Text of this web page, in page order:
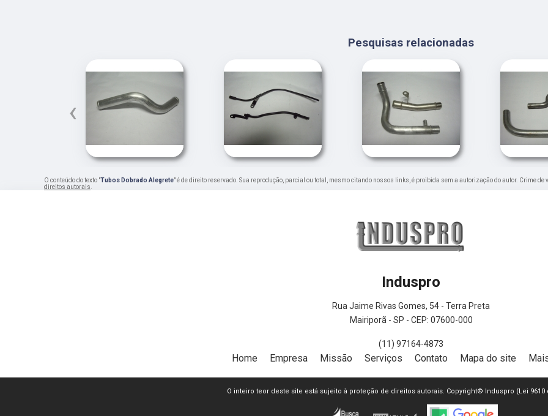
Pesquisas relacionadas
‹
O conteúdo do texto "Tubos Dobrado Alegrete" é de direito reservado. Sua reprodução, parcial ou total, mesmo citando nossos links, é proibida sem a autorização do autor. Crime
direitos autorais.
Induspro
Rua Jaime Rivas Gomes, 54 - Terra Preta
Mairiporã - SP - CEP: 07600-000
(11) 97164-4873
Home Empresa Missão Serviços Contato Mapa do site
O inteiro teor deste site está sujeito à proteção de direitos autorais. Copyright© Induspro (Lei 9610